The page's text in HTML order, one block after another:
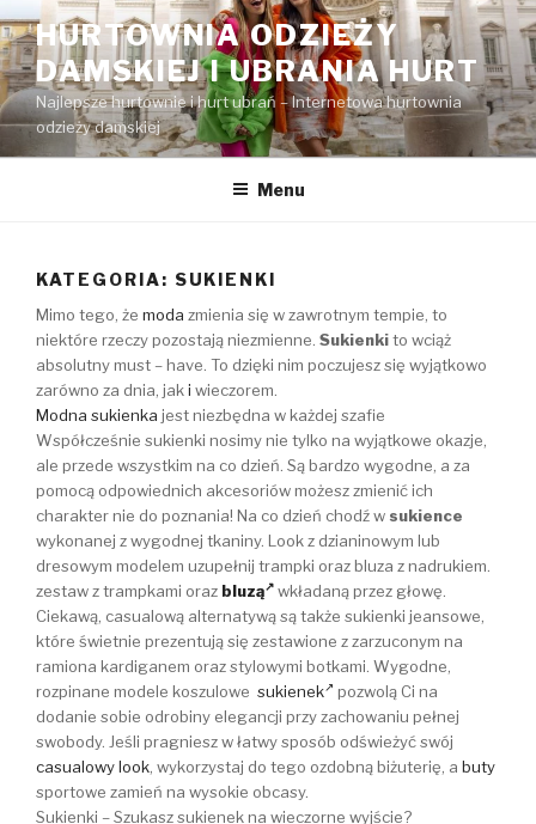
Przejdź
do
treści
HURTOWNIA ODZIEŻY
DAMSKIEJ I UBRANIA HURT
Najlepsze hurtownie i hurt ubrań – Internetowa hurtownia
odzieży damskiej
Menu
KATEGORIA: SUKIENKI
Mimo tego, że moda zmienia się w zawrotnym tempie, to
niektóre rzeczy pozostają niezmienne. Sukienkito wciąż
absolutny must – have. To dzięki nim poczujesz się wyjątkowo
zarówno za dnia, jaki wieczorem.
Modna sukienka jest niezbędna w każdej szafie
Współcześnie sukienki nosimy nie tylko na wyjątkowe okazje,
ale przede wszystkim na co dzień. Są bardzo wygodne, a za
pomocą odpowiednich akcesoriów możesz zmienić ich
charakter nie do poznania! Na co dzień chodź w sukience
wykonanej z wygodnej tkaniny. Look z dzianinowym lub
dresowym modelem uzupełnij trampki oraz bluza z nadrukiem.
zestaw z trampkami oraz bluzą
wkładaną przez głowę.
Ciekawą, casualową alternatywą są także sukienki jeansowe,
które świetnie prezentują się zestawione z zarzuconym na
ramiona kardiganem oraz stylowymi botkami. Wygodne,
rozpinane modele koszulowe sukienek
pozwolą Ci na
dodanie sobie odrobiny elegancji przy zachowaniu pełnej
swobody. Jeśli pragniesz w łatwy sposób odświeżyć swój
casualowy look , wykorzystaj do tego ozdobną biżuterię, a buty
sportowe zamień na wysokie obcasy.
Sukienki – Szukasz sukienek na wieczorne wyjście?